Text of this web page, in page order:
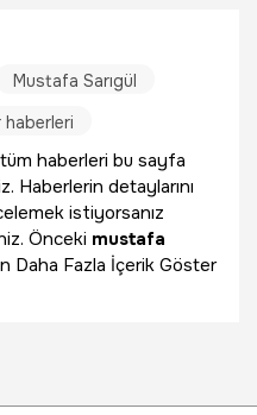
Mustafa Sarıgül
haberleri
haberleri bu sayfa
Haberlerin detaylarını
istiyorsanız
Önceki mustafa
Daha Fazla İçerik Göster